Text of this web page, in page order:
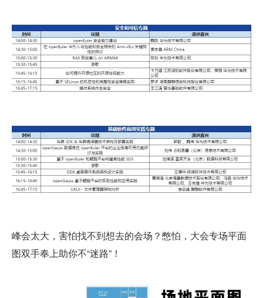
峰会太大，害怕找不到想去的会场？憋怕，大会专场平面
图双手奉上助你不“迷路”！